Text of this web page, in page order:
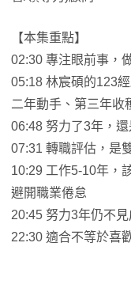
【本集重點】
02:30 專注眼前事，
05:18 林宸碩的123
二年動手、第三年收
06:48 努力了3年，
07:31 轉職評估，是
10:29 工作5-10年，
避開職業倦怠
20:45 努力3年仍不
22:30 適合不等於喜